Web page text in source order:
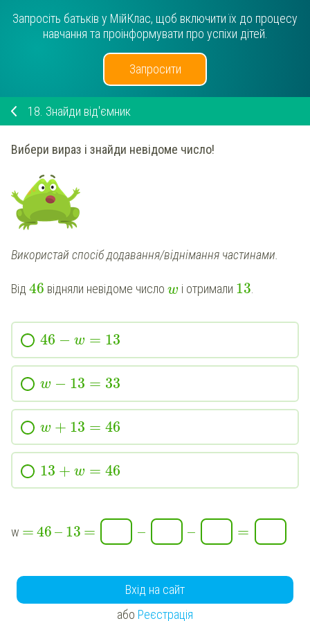
Запросіть батьків у МійКлас, щоб включити їх до процесу
навчання та проінформувати про успіхи дітей.
Запросити
18. Знайди від'ємник
Вибери вираз і знайди невідоме число!
Використай спосіб додавання/віднімання частинами.
Від 46 відняли невідоме число w і отримали 13.
46 − w = 13
w − 13 = 33
w + 13 = 46
13 + w = 46
w = 46 – 13 = – – =
Вхід на сайт
або Реєстрація